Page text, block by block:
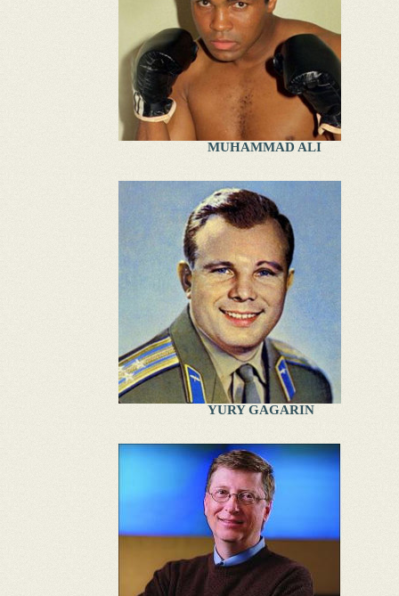
MUHAMMAD ALI
YURY GAGARIN